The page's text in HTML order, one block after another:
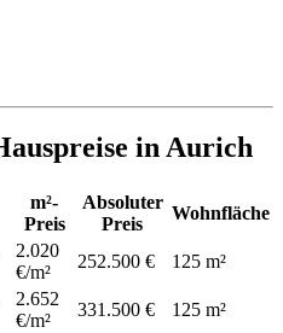
in Aurich
m²-
Preis
Absoluter
Preis
Wohnfläche
2.020
€/m²
252.500 € 125 m²
2.652
€/m²
331.500 € 125 m²